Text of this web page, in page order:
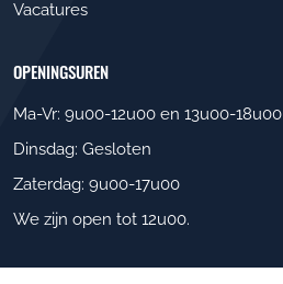
Vacatures
OPENINGSUREN
Ma-Vr: 9u00-12u00 en 13u00-18u00
Dinsdag: Gesloten
Zaterdag: 9u00-17u00
We zijn open tot 12u00.